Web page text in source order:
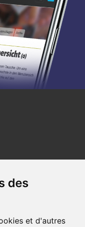
des
et d'autres